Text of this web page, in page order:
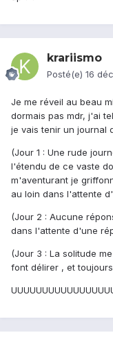
krariismo
Posté(e) 16
Je me réveil au beau
dormais pas mdr, j'ai
je vais tenir un journal
(Jour 1 : Une rude
l'étendu de ce vaste
m'aventurant je
au loin dans l'attente
(Jour 2 : Aucune
dans l'attente d'une
(Jour 3 : La solitude
font délirer , et